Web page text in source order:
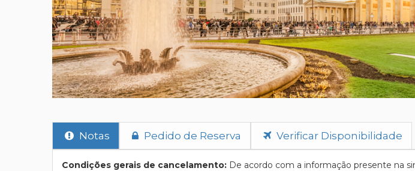
Notas Pedido de Reserva Verificar Disponibilidade
Condições gerais de cancelamento: De acordo com a informação presente na